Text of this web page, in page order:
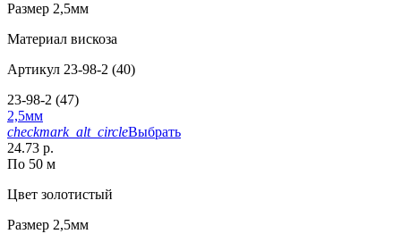
Размер 2,5мм
Материал вискоза
Артикул 23-98-2 (40)
23-98-2 (47)
2,5мм
checkmark_alt_circleВыбрать
24.73 р.
По 50 м
Цвет золотистый
Размер 2,5мм